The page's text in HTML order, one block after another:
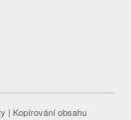
| Kopírování obsahu